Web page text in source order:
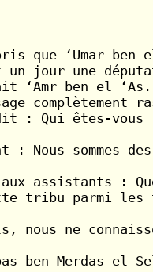
que ‘Umar ben
jour une
‘Amr ben el
complètement
: Qui êtes-vous
Nous sommes
aux assistants :
tribu parmi les
nous ne
ben Merdas el